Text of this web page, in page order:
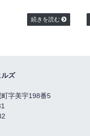
続きを読む
ルズ
字美宇198番5